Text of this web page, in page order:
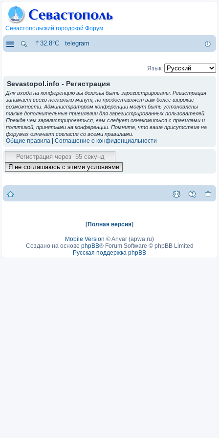
Севастопольский городской Форум
⇑32.8°C telegram
Язык:
Sevastopol.info - Регистрация
Для входа на конференцию вы должны быть зарегистрированы. Регистрация
занимает всего несколько минут, но предоставляет вам более широкие
возможности. Администратором конференции могут быть установлены
также дополнительные привилегии для зарегистрированных пользователей.
Прежде чем зарегистрироваться, вам следует ознакомиться с правилами и
политикой, принятыми на конференции. Помните, что ваше присутствие на
форумах означает согласие со всеми правилами.
Общие правила Соглашение о конфиденциальности
[Полная версия]
Mobile Version ©Anvar (apwa.ru)
Создано на основе phpBB® Forum Software © phpBB Limited
Русская поддержка phpBB